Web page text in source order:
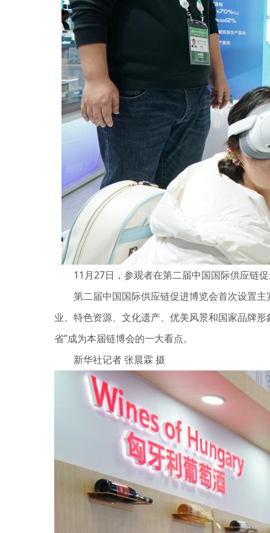
11月27日，参观者在第二届中国国际供应链促
第二届中国国际供应链促进博览会首次设置主
业、特色资源、文化遗产、优美风景和国家品牌
省”成为本届链博会的一大看点。
新华社记者 张晨霖 摄